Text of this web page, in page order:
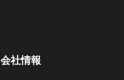
会社情報